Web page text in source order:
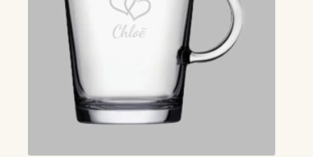
productpagina